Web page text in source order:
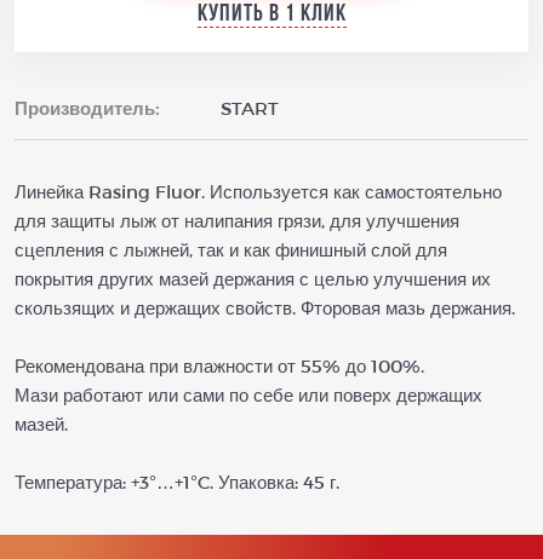
Купить в 1 клик
Производитель: START
Линейка Rasing Fluor. Используется как самостоятельно
для защиты лыж от налипания грязи, для улучшения
сцепления с лыжней, так и как финишный слой для
покрытия других мазей держания с целью улучшения их
скользящих и держащих свойств. Фторовая мазь держания.
Рекомендована при влажности от 55% до 100%.
Мази работают или сами по себе или поверх держащих
мазей.
Температура: +3°…+1°C. Упаковка: 45 г.